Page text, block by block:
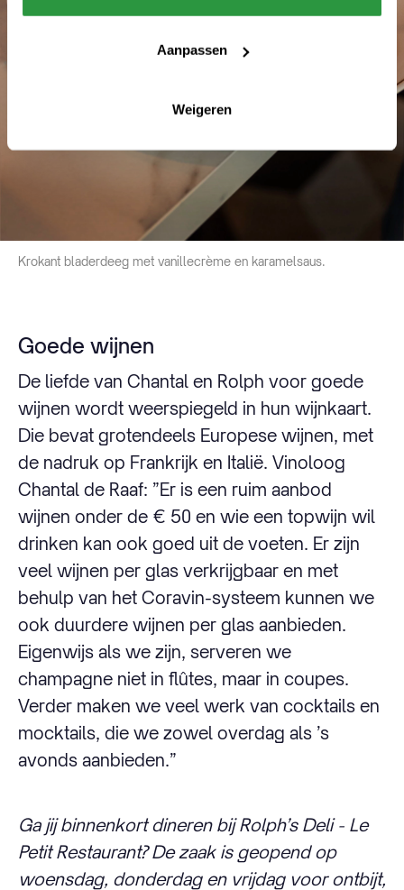
Aanpassen
Weigeren
Krokant bladerdeeg met vanillecrème en karamelsaus.
Goede wijnen
De liefde van Chantal en Rolph voor goede
wijnen wordt weerspiegeld in hun wijnkaart.
Die bevat grotendeels Europese wijnen, met
de nadruk op Frankrijk en Italië. Vinoloog
Chantal de Raaf: ”Er is een ruim aanbod
wijnen onder de € 50 en wie een topwijn wil
drinken kan ook goed uit de voeten. Er zijn
veel wijnen per glas verkrijgbaar en met
behulp van het Coravin-systeem kunnen we
ook duurdere wijnen per glas aanbieden.
Eigenwijs als we zijn, serveren we
champagne niet in flûtes, maar in coupes.
Verder maken we veel werk van cocktails en
mocktails, die we zowel overdag als ’s
avonds aanbieden.”
Ga jij binnenkort dineren bij Rolph’s Deli - Le
Petit Restaurant? Dezaak is geopend op
woensdag, donderdag en vrijdag voor ontbijt,